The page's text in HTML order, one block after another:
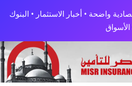
واضحة • أخبار الاستثمار • البنوك
الأسواق